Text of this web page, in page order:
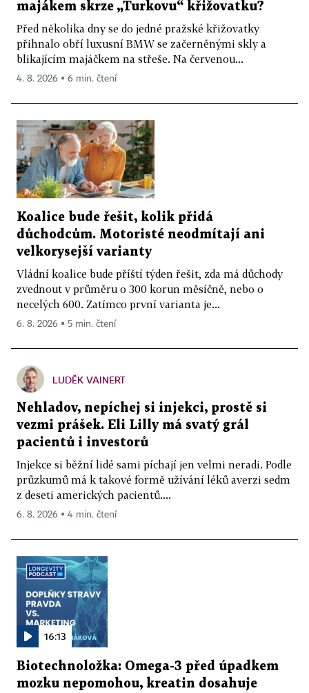
majákem skrze „Turkovu“ křižovatku?
Před několika dny se do jedné pražské křižovatky
přihnalo obří luxusní BMW se začerněnými skly a
blikajícím majáčkem na střeše. Na červenou...
4. 8. 2026 ▪ 6 min. čtení
Koalice bude řešit, kolik přidá
důchodcům. Motoristé neodmítají ani
velkorysejší varianty
Vládní koalice bude příští týden řešit, zda má důchody
zvednout v průměru o 300 korun měsíčně, nebo o
necelých 600. Zatímco první varianta je...
6. 8. 2026 ▪ 5 min. čtení
LUDĚK VAINERT
Nehladov, nepíchej si injekci, prostě si
vezmi prášek. Eli Lilly má svatý grál
pacientů i investorů
Injekce si běžní lidé sami píchají jen velmi neradi. Podle
průzkumů má k takové formě užívání léků averzi sedm
z deseti amerických pacientů....
6. 8. 2026 ▪ 4 min. čtení
16:13
Biotechnoložka: Omega-3 před úpadkem
mozku nepomohou, kreatin dosahuje